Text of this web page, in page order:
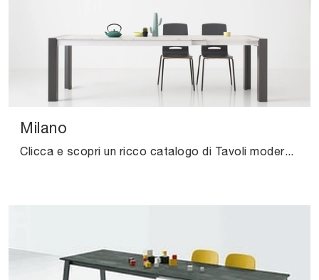
Milano
Clicca e scopri un ricco catalogo di Tavoli moderni allungabili da pranzo! Il modello Milano di Pointhouse ti attende.